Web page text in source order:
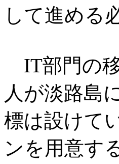
して進める
IT部門の
人が淡路島
標は設けて
ンを用意す